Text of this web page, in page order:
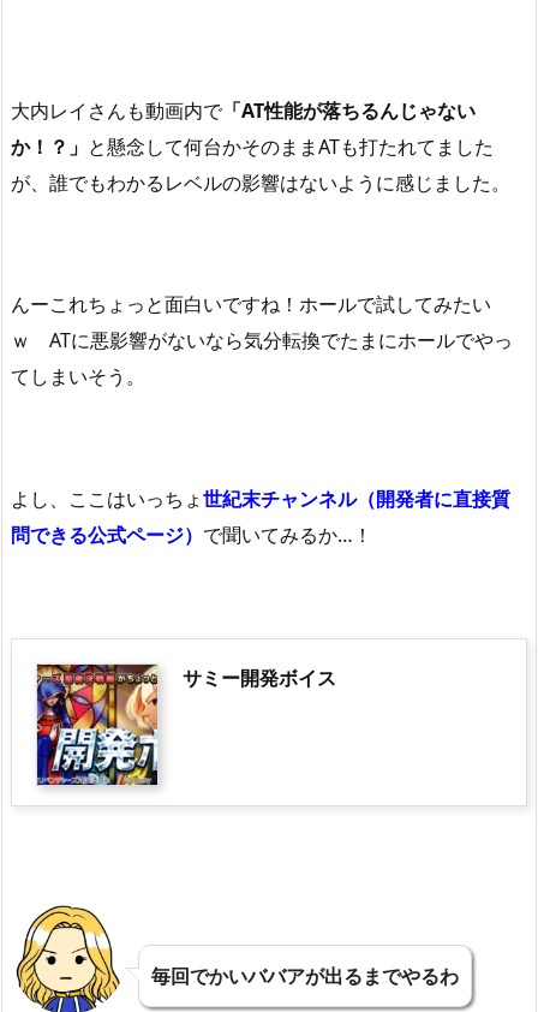
大内レイさんも動画内で「AT性能が落ちるんじゃない
か！？」 と懸念して何台かそのままATも打たれてました
が、誰でもわかるレベルの影響はないように感じました。
んーこれちょっと面白いですね！ホールで試してみたい
ｗ ATに悪影響がないなら気分転換でたまにホールでやっ
てしまいそう。
よし、ここはいっちょ世紀末チャンネル（開発者に直接質
問できる公式ページ） で聞いてみるか…！
サミー開発ボイス
毎回でかいババアが出るまでやるわ